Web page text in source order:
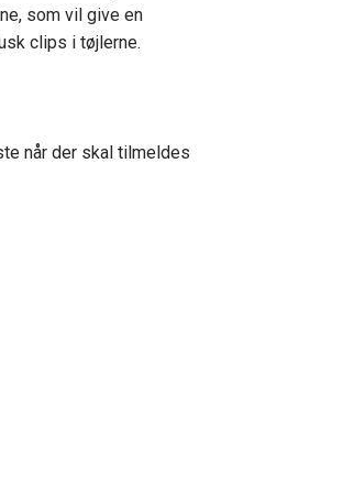
som vil give en
clips i tøjlerne.
når der skal tilmeldes